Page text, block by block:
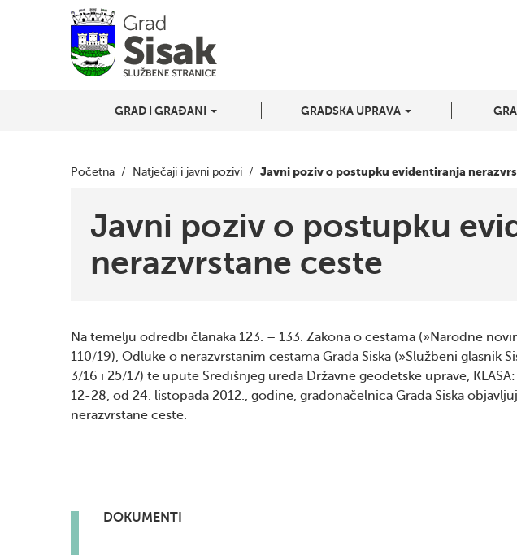
GRAD I GRAĐANI GRADSKA UPRAVA
Početna / Natječaji i javni pozivi / Javni poziv o postupku evidentiranja
Javni poziv o postupku
nerazvrstane ceste
Na temelju odredbi članaka 123. – 133. Zakona o cestama (»Narodne
110/19), Odluke o nerazvrstanim cestama Grada Siska (»Službeni glasnik
3/16 i 25/17) te upute Središnjeg ureda Državne geodetske uprave,
12-28, od 24. listopada 2012., godine, gradonačelnica Grada Siska
nerazvrstane ceste.
DOKUMENTI